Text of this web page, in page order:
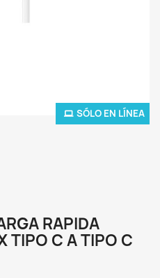
SÓLO EN LÍNEA
RAPIDA
TIPO C A TIPO C